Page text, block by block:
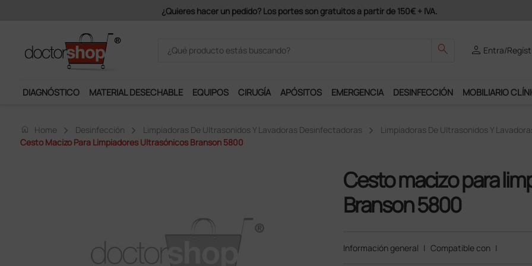
Únete al programa Ds Plus y podrás disfrutar de muchos servicios exclusivos.
search person Entra/
DIAGNÓSTICO MATERIAL DESECHABLE EQUIPOS CIRUGÍA APÓSITOS EMERGENCIA DESINFECCIÓN MOBILIARIO
home Home Desinfección Limpiadoras De Ultrasonidos Y Lavadoras Desinfectadoras
Limpiadoras De Ultrasonidos Y
Cesto Macizo Para Limpiadores Ultrasónicos Branson 5800
Cesto macizo para
Branson 5800
Información general | Compatible con |